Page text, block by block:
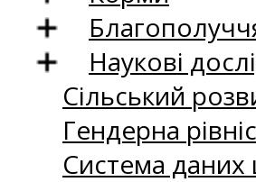
Наукові
Сільський
Гендерна
Система даних